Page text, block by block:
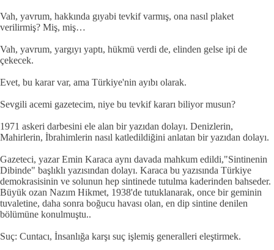
Vah, yavrum, hakkında gıyabi tevkif varmış, ona nasıl plaket
verilirmiş? Miş, miş…
Vah, yavrum, yargıyı yaptı, hükmü verdi de, elinden gelse ipi de
çekecek.
Evet, bu karar var, ama Türkiye'nin ayıbı olarak.
Sevgili acemi gazetecim, niye bu tevkif kararı biliyor musun?
1971 askeri darbesini ele alan bir yazıdan dolayı. Denizlerin,
Mahirlerin, İbrahimlerin nasıl katledildiğini anlatan bir yazıdan dolayı.
Gazeteci, yazar Emin Karaca aynı davada mahkum edildi,"Sintinenin
Dibinde" başlıklı yazısından dolayı. Karaca bu yazısında Türkiye
demokrasisinin ve solunun hep sintinede tutulma kaderinden bahseder.
Büyük ozan Nazım Hikmet, 1938'de tutuklanarak, once bir geminin
tuvaletine, daha sonra boğucu havası olan, en dip sintine denilen
bölümüne konulmuştu..
Suç: Cuntacı, İnsanlığa karşı suç işlemiş generalleri eleştirmek.